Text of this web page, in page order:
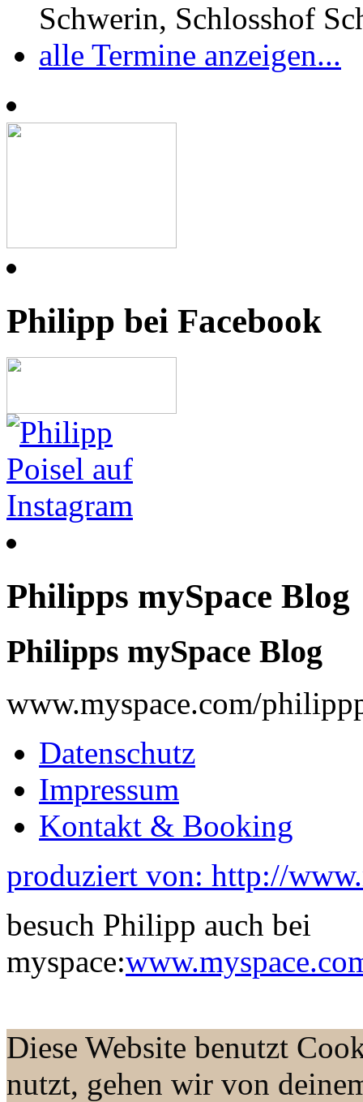
Schwerin, Schlosshof
alle Termine anzeigen...
Philipp bei Facebook
Philipps mySpace Blog
Philipps mySpace Blog
www.myspace.com/
Datenschutz
Impressum
Kontakt & Booking
produziert von: http://
besuch Philipp auch bei
myspace:
Diese Website benutzt
nutzt, gehen wir von